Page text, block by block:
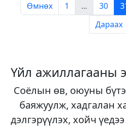
Өмнөх 1 ... 30
Дараах
Үйл ажиллагааны
Соёлын өв, оюуны
баяжуулж, хадгалан
дэлгэрүүлэх, хойч